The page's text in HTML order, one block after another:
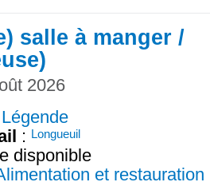
salle à manger /
2026
Légende
: Longueuil
disponible
et restauration